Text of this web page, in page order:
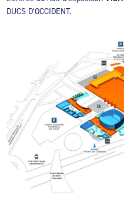
DUCS D’OCCIDENT.